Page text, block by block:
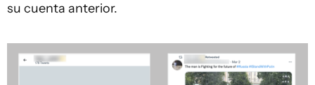
su cuenta anterior.